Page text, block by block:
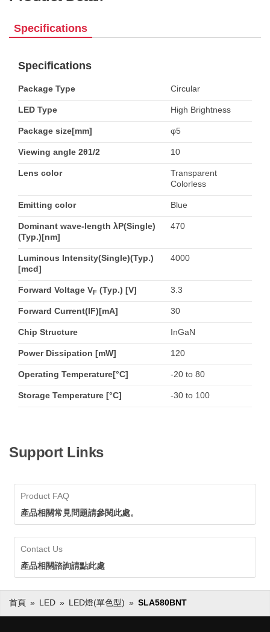
Specifications
Specifications
Package Type Circular
LED Type High Brightness
Package size[mm] φ5
Viewing angle 2θ1/2 10
Lens color
Transparent
Colorless
Emitting color Blue
Dominant wave-length λP(Single)
(Typ.)[nm]
470
Luminous Intensity(Single)(Typ.)
[mcd]
4000
Forward Voltage VF (Typ.) [V] 3.3
Forward Current(IF)[mA] 30
Chip Structure InGaN
Power Dissipation [mW] 120
Operating Temperature[°C] -20 to 80
Storage Temperature [°C] -30 to 100
Support Links
Product FAQ
產品相關常見問題請參閱此處。
Contact Us
產品相關諮詢請點此處
首頁 LED LED燈(單色型) SLA580BNT